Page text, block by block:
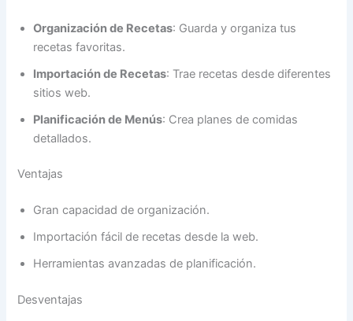
Organización de Recetas: Guarda y organiza tus
recetas favoritas.
Importación de Recetas: Trae recetas desde diferentes
sitios web.
Planificación de Menús: Crea planes de comidas
detallados.
Ventajas
Gran capacidad de organización.
Importación fácil de recetas desde la web.
Herramientas avanzadas de planificación.
Desventajas